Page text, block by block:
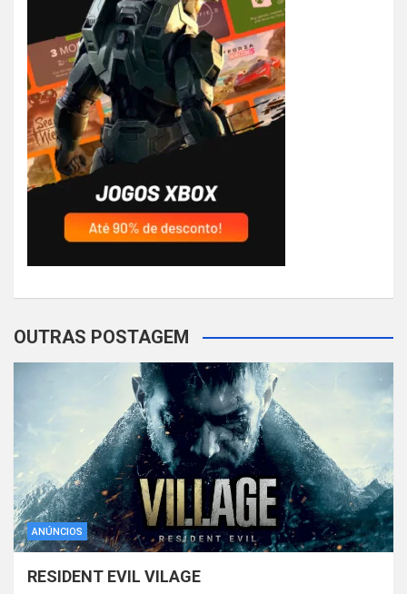
OUTRAS POSTAGEM
ANÚNCIOS
RESIDENT EVIL VILAGE